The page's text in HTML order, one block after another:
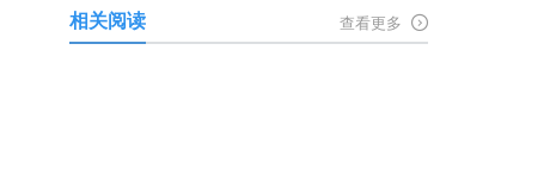
相关阅读 查看更多